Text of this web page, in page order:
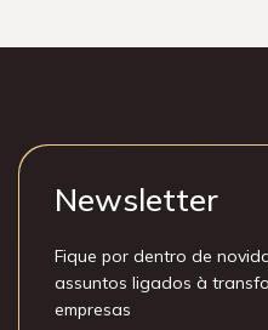
Newsletter
Fique por dentro de
assuntos ligados à
empresas